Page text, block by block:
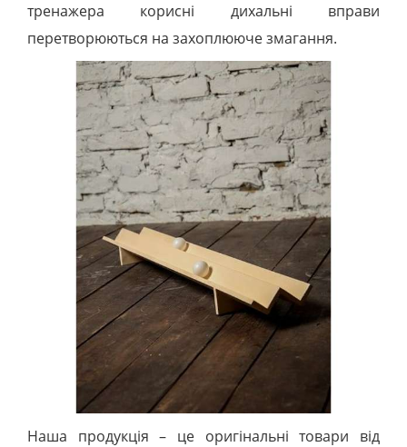
тренажера корисні дихальні вправи
перетворюються на захоплююче змагання.
Наша продукція – це оригінальні товари від